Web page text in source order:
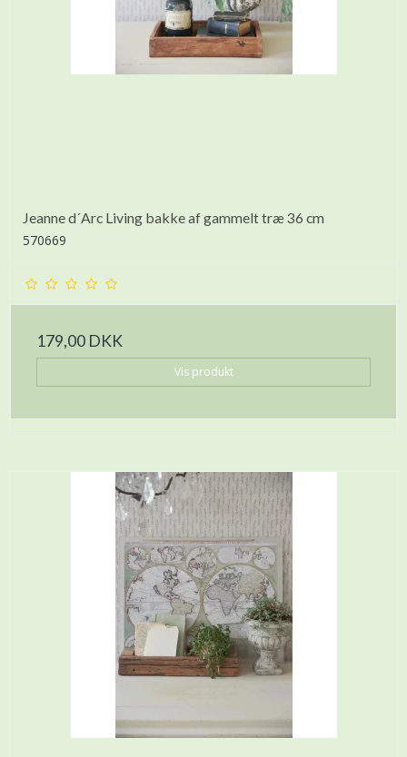
Jeanne d´Arc Living bakke af gammelt træ 36 cm
570669
179,00 DKK
Vis produkt